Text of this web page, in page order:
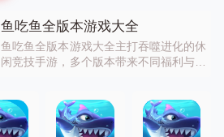
鱼吃鱼全版本游戏大全
鱼吃鱼全版本游戏大全主打吞噬进化的休
闲竞技手游，多个版本带来不同福利与优
头，碎片时间就能玩，喜欢休闲竞技的小
伙伴别错过！